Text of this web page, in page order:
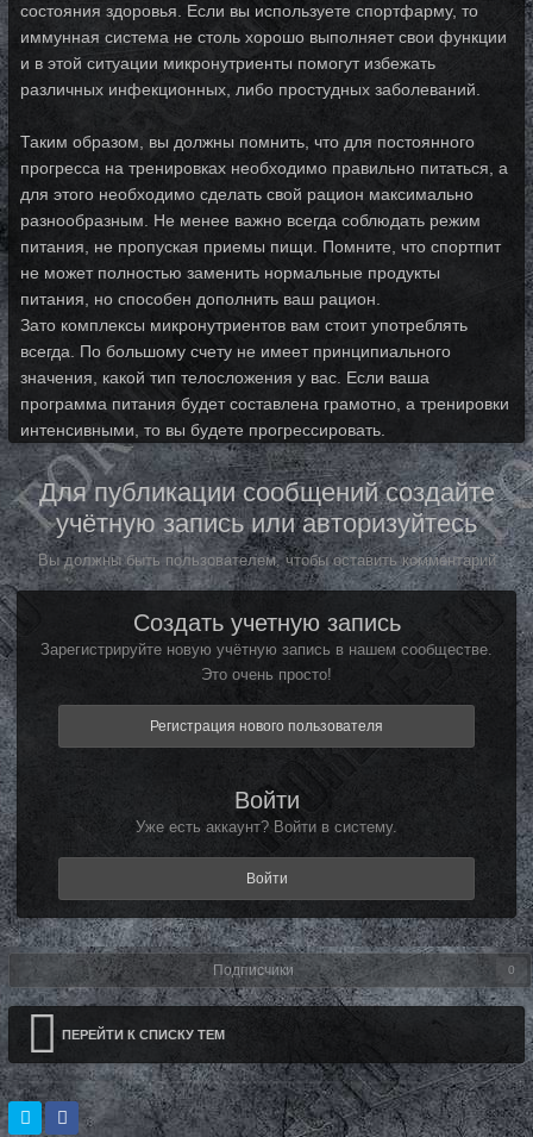
состояния здоровья. Если вы используете спортфарму, то
иммунная система не столь хорошо выполняет свои функции
и в этой ситуации микронутриенты помогут избежать
различных инфекционных, либо простудных заболеваний.
Таким образом, вы должны помнить, что для постоянного
прогресса на тренировках необходимо правильно питаться, а
для этого необходимо сделать свой рацион максимально
разнообразным. Не менее важно всегда соблюдать режим
питания, не пропуская приемы пищи. Помните, что спортпит
не может полностью заменить нормальные продукты
питания, но способен дополнить ваш рацион.
Зато комплексы микронутриентов вам стоит употреблять
всегда. По большому счету не имеет принципиального
значения, какой тип телосложения у вас. Если ваша
программа питания будет составлена грамотно, а тренировки
интенсивными, то вы будете прогрессировать.
Для публикации сообщений создайте
учётную запись или авторизуйтесь
Вы должны быть пользователем, чтобы оставить комментарий
Создать учетную запись
Зарегистрируйте новую учётную запись в нашем сообществе.
Это очень просто!
Регистрация нового пользователя
Войти
Уже есть аккаунт? Войти в систему.
Войти
Подписчики 0
ПЕРЕЙТИ К СПИСКУ ТЕМ